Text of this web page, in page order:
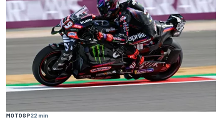
MOTOGP22 min